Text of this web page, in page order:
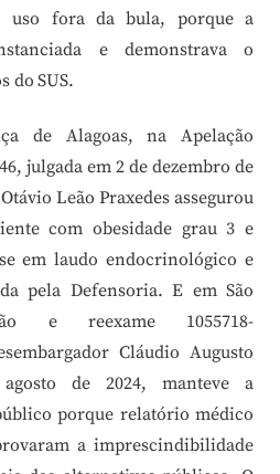
uso fora da bula, porque a
e demonstrava o
do SUS.
de Alagoas, na Apelação
julgada em 2 de dezembro de
Leão Praxedes assegurou
com obesidade grau 3 e
em laudo endocrinológico e
pela Defensoria. E em São
e reexame 1055718-
Cláudio Augusto
de 2024, manteve a
porque relatório médico
a imprescindibilidade